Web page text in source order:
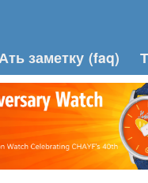
заметку (faq)